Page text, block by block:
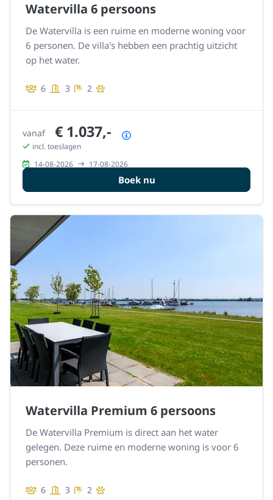
Watervilla 6 persoons
De Watervilla is een ruime en moderne woning voor
6 personen. De villa's hebben een prachtig uitzicht
op het water.
6 3 2
vanaf € 1.037,-
incl. toeslagen
14-08-2026
17-08-2026
Boek nu
Watervilla Premium 6 persoons
De Watervilla Premium is direct aan het water
gelegen. Deze ruime en moderne woning is voor 6
personen.
6 3 2